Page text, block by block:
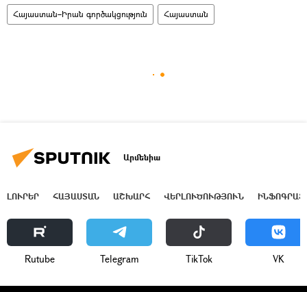
Հայաստան–Իրան գործակցություն Հայաստան
Արմենիա
ԼՈՒՐԵՐ ՀԱՅԱՍՏԱՆ ԱՇԽԱՐՀ ՎԵՐԼՈՒԾՈՒԹՅՈՒՆ
Rutube Telegram ТikТоk VK